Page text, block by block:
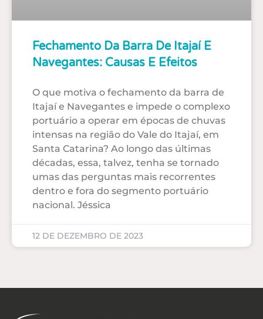
Fechamento Da Barra De Itajaí E
Navegantes: Causas E Efeitos
O que motiva o fechamento da barra de
Itajaí e Navegantes e impede o complexo
portuário a operar em épocas de chuvas
intensas na região do Vale do Itajaí, em
Santa Catarina? Ao longo das últimas
décadas, essa, talvez, tenha se tornado
umas das perguntas mais recorrentes
dentro e fora do segmento portuário
nacional. Jéssica
12 DE DEZEMBRO DE 2023